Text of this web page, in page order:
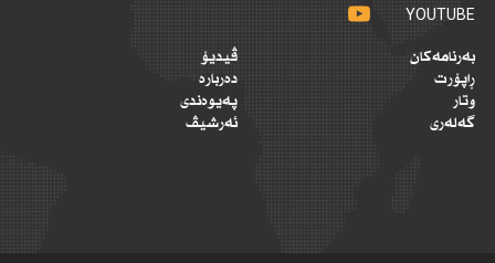
YOUTUBE
بەرنامەکان
ڕاپۆرت
وتار
گەلەری
ڤیدیۆ
دەربارە
پەیوەندی
ئەرشیڤ